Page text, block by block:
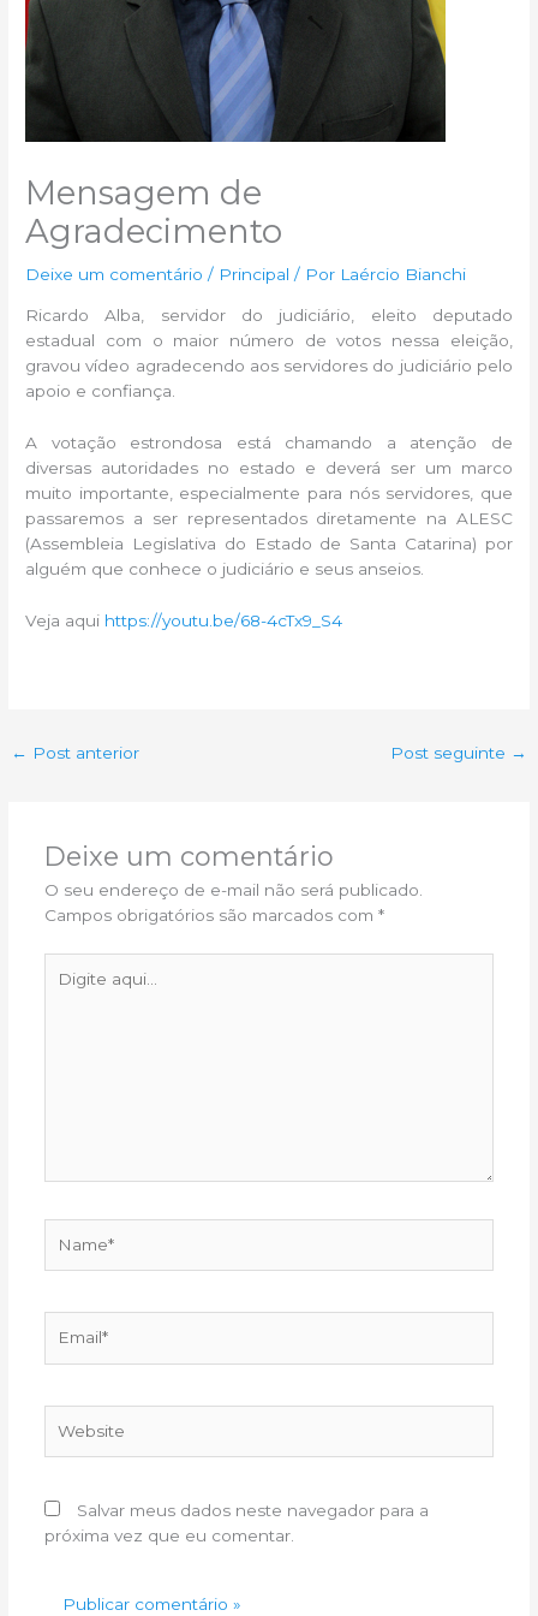
Mensagem de
Agradecimento
Deixe um comentário / Principal / Por Laércio Bianchi
Ricardo Alba, servidor do judiciário, eleito deputado
estadual com o maior número de votos nessa eleição,
gravou vídeo agradecendo aos servidores do judiciário pelo
apoio e confiança.
A votação estrondosa está chamando a atenção de
diversas autoridades no estado e deverá ser um marco
muito importante, especialmente para nós servidores, que
passaremos a ser representados diretamente na ALESC
(Assembleia Legislativa do Estado de Santa Catarina) por
alguém que conhece o judiciário e seus anseios.
Veja aqui https://youtu.be/68-4cTx9_S4
← Post anterior Post seguinte →
Deixe um comentário
O seu endereço de e-mail não será publicado.
Campos obrigatórios são marcados com *
aqui...
Salvar meus dados neste navegador para a
próxima vez que eu comentar.